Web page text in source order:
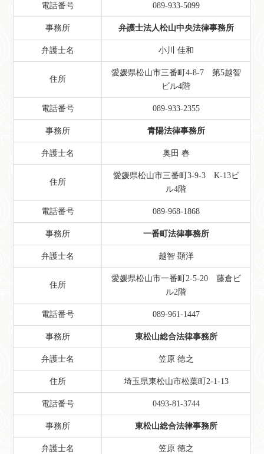
電話番号 089-933-5099
事務所 弁護士法人松山中央法律事務所
弁護士名 小川 佳和
住所
愛媛県松山市三番町4-8-7 第5越智
ビル4階
電話番号 089-933-2355
事務所 青陽法律事務所
弁護士名 奥田 春
住所
愛媛県松山市三番町3-9-3 K-13ビ
ル4階
電話番号 089-968-1868
事務所 一番町法律事務所
弁護士名 越智 顕洋
住所
愛媛県松山市一番町2-5-20 藤倉ビ
ル2階
電話番号 089-961-1447
事務所 東松山総合法律事務所
弁護士名 笠原 徳之
住所 埼玉県東松山市松葉町2-1-13
電話番号 0493-81-3744
事務所 東松山総合法律事務所
弁護士名 笠原 徳之